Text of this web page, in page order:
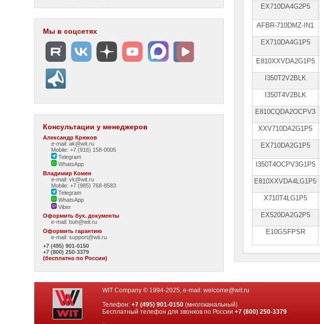
Мы в соцсетях
Консультации у менеджеров
Александр Крюков
e-mail: ak@wit.ru
Mobile: +7 (916) 158-0005
Telegram
WhatsApp
Владимир Комен
e-mail: vk@wit.ru
Mobile: +7 (985) 768-8583
Telegram
WhatsApp
Viber
Оформить бух. документы
e-mail:buh@wit.ru
Оформить гарантию
e-mail:support@wit.ru
+7 (495) 901-0150
+7 (800) 250-3379
(бесплатно по России)
EX710DA4G2P5
AFBR-710DMZ-IN1
EX710DA4G1P5
E810XXVDA2G1P5
I350T2V2BLK
I350T4V2BLK
E810CQDA2OCPV3
XXV710DA2G1P5
EX710DA2G1P5
I350T4OCPV3G1P5
E810XXVDA4LG1P5
X710T4LG1P5
EX520DA2G2P5
E10GSFPSR
WIT Company © 1994-2025, e-mail: welcome@wit.ru
Телефон:+7 (495) 901-0150 (многоканальный)
Бесплатный телефон для звонков по России+7 (800) 250-3379